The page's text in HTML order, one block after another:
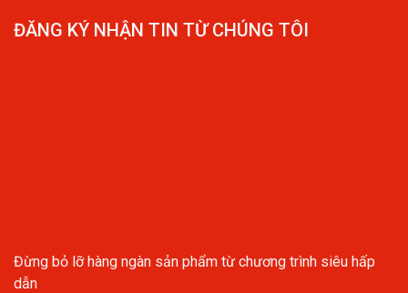
ĐĂNG KÝ NHẬN TIN TỪ CHÚNG TÔI
Đừng bỏ lỡ hàng ngàn sản phẩm từ chương trình siêu hấp
dẫn